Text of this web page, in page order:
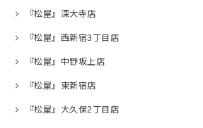
『松屋』深大寺店
『松屋』西新宿3丁目店
『松屋』中野坂上店
『松屋』東新宿店
『松屋』大久保2丁目店